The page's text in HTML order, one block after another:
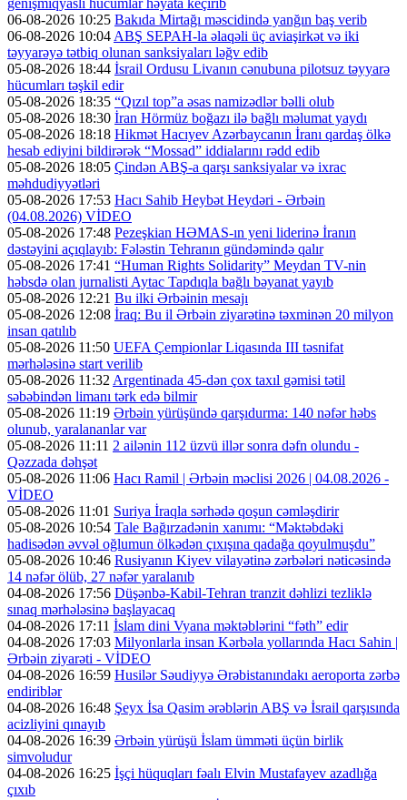
genişmiqyaslı hücumlar həyata keçirib
06-08-2026 10:25 Bakıda Mirtağı məscidində yanğın baş verib
06-08-2026 10:04 ABŞ SEPAH-la əlaqəli üç aviaşirkət və iki
təyyarəyə tətbiq olunan sanksiyaları ləğv edib
05-08-2026 18:44 İsrail Ordusu Livanın cənubuna pilotsuz təyyarə
hücumları təşkil edir
05-08-2026 18:35 “Qızıl top”a əsas namizədlər bəlli olub
05-08-2026 18:30 İran Hörmüz boğazı ilə bağlı məlumat yaydı
05-08-2026 18:18 Hikmət Hacıyev Azərbaycanın İranı qardaş ölkə
hesab ediyini bildirərək “Mossad” iddialarını rədd edib
05-08-2026 18:05 Çindən ABŞ-a qarşı sanksiyalar və ixrac
məhdudiyyətləri
05-08-2026 17:53 Hacı Sahib Heybət Heydəri - Ərbəin
(04.08.2026) VİDEO
05-08-2026 17:48 Pezeşkian HƏMAS-ın yeni liderinə İranın
dəstəyini açıqlayıb: Fələstin Tehranın gündəmində qalır
05-08-2026 17:41 “Human Rights Solidarity” Meydan TV-nin
həbsdə olan jurnalisti Aytac Tapdıqla bağlı bəyanat yayıb
05-08-2026 12:21 Bu ilki Ərbəinin mesajı
05-08-2026 12:08 İraq: Bu il Ərbəin ziyarətinə təxminən 20 milyon
insan qatılıb
05-08-2026 11:50 UEFA Çempionlar Liqasında III təsnifat
mərhələsinə start verilib
05-08-2026 11:32 Argentinada 45-dən çox taxıl gəmisi tətil
səbəbindən limanı tərk edə bilmir
05-08-2026 11:19 Ərbəin yürüşündə qarşıdurma: 140 nəfər həbs
olunub, yaralananlar var
05-08-2026 11:11 2 ailənin 112 üzvü illər sonra dəfn olundu -
Qəzzada dəhşət
05-08-2026 11:06 Hacı Ramil | Ərbəin məclisi 2026 | 04.08.2026 -
VİDEO
05-08-2026 11:01 Suriya İraqla sərhədə qoşun cəmləşdirir
05-08-2026 10:54 Tale Bağırzadənin xanımı: “Məktəbdəki
hadisədən əvvəl oğlumun ölkədən çıxışına qadağa qoyulmuşdu”
05-08-2026 10:46 Rusiyanın Kiyev vilayətinə zərbələri nəticəsində
14 nəfər ölüb, 27 nəfər yaralanıb
04-08-2026 17:56 Düşənbə-Kabil-Tehran tranzit dəhlizi tezliklə
sınaq mərhələsinə başlayacaq
04-08-2026 17:11 İslam dini Vyana məktəblərini “fəth” edir
04-08-2026 17:03 Milyonlarla insan Kərbəla yollarında Hacı Sahin |
Ərbəin ziyarəti - VİDEO
04-08-2026 16:59 Husilər Səudiyyə Ərəbistanındakı aeroporta zərbə
endiriblər
04-08-2026 16:48 Şeyx İsa Qasim ərəblərin ABŞ və İsrail qarşısında
acizliyini qınayıb
04-08-2026 16:39 Ərbəin yürüşü İslam ümməti üçün birlik
simvoludur
04-08-2026 16:25 İşçi hüquqları fəalı Elvin Mustafayev azadlığa
çıxıb